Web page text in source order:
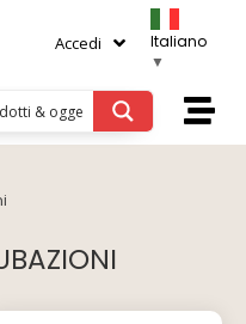
Accedi
Italiano
▼